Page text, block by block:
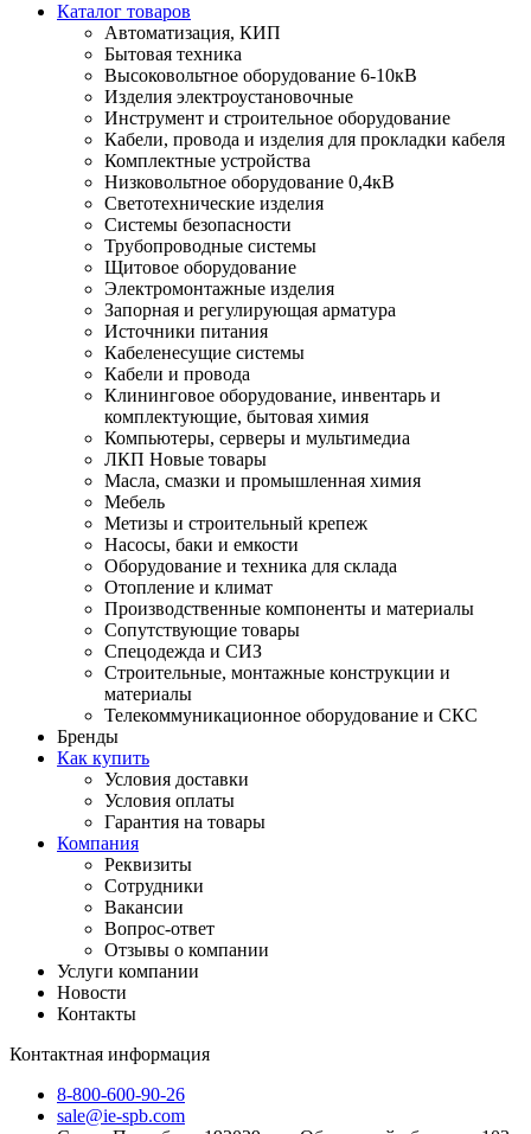
Каталог товаров
Автоматизация, КИП
Бытовая техника
Высоковольтное оборудование 6-10кВ
Изделия электроустановочные
Инструмент и строительное оборудование
Кабели, провода и изделия для прокладки кабеля
Комплектные устройства
Низковольтное оборудование 0,4кВ
Светотехнические изделия
Системы безопасности
Трубопроводные системы
Щитовое оборудование
Электромонтажные изделия
Запорная и регулирующая арматура
Источники питания
Кабеленесущие системы
Кабели и провода
Клининговое оборудование, инвентарь и
комплектующие, бытовая химия
Компьютеры, серверы и мультимедиа
ЛКП Новые товары
Масла, смазки и промышленная химия
Мебель
Метизы и строительный крепеж
Насосы, баки и емкости
Оборудование и техника для склада
Отопление и климат
Производственные компоненты и материалы
Сопутствующие товары
Спецодежда и СИЗ
Строительные, монтажные конструкции и
материалы
Телекоммуникационное оборудование и СКС
Бренды
Как купить
Условия доставки
Условия оплаты
Гарантия на товары
Компания
Реквизиты
Сотрудники
Вакансии
Вопрос-ответ
Отзывы о компании
Услуги компании
Новости
Контакты
Контактная информация
8-800-600-90-26
sale@ie-spb.com